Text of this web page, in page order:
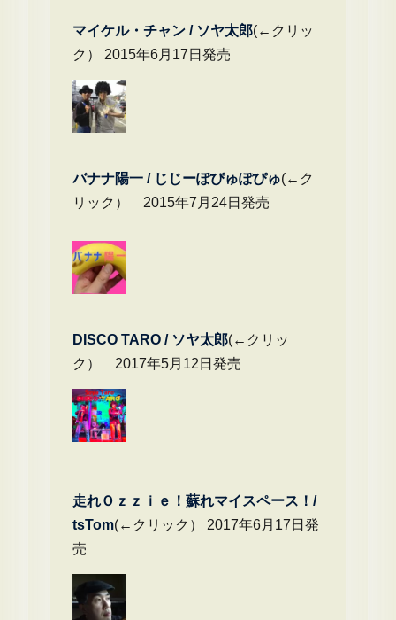
マイケル・チャ ン / ソヤ太郎(←クリッ
ク） 2015年6月17日発売
バナナ陽一 / じじーぽぴゅぽぴゅ(←ク
リック） 2015年7月24日発売
DISCO TARO / ソヤ太郎(←クリッ
ク） 2017年5月12日発売
走れＯｚｚｉｅ！蘇れマイスペース！/
tsTom(←クリック） 2017年6月17日発
売